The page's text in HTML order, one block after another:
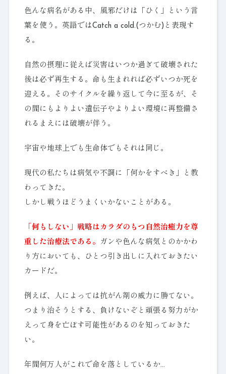
色んな病名がある中、風邪だけは「ひく」という言
葉を使う。英語ではCatch a cold.(つかむ)と表現す
る。
自然の摂理に従えば災害はいつか過ぎて破壊された
後は必ず再生する。命も生まれれば必ずいつか死を
迎える。そのサイクルを繰り返して今に至るが、そ
の間にもよりよい遺伝子やよりよい環境に再整備さ
れるまえには破壊が伴う。
宇宙や地球上でも生命体でもそれは同じ。
現代の私たちは病気や不調に「何かをすべき」と教
わってきた。
しかし戦うほどうまくいかないことがある。
「何もしない」戦略 はカラダのもつ自然治癒力を尊
重した治療法である。
ガンや色んな病気とのかかわ
り方においても、ひとつ引き出しに入れておきたい
カードだ。
例えば、人によっては抗がん剤の威力に勝てない。
つまり治そうとする、負けないぞと頑張る努力がか
えって身を亡ぼす可能性があるのを知っておきた
い。
年間何万人がこれで命を落としているか…